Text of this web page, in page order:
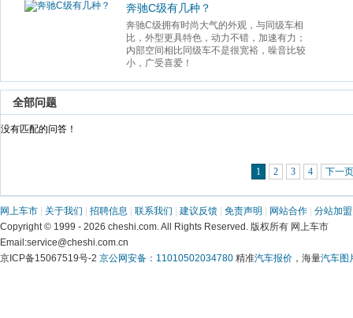
奔驰C级有几种？
奔驰C级拥有时尚大气的外观，与同级车相
比，外型更具特色，动力不错，加速有力；
内部空间相比同级车不是很宽裕，噪音比较
小，广受喜爱！
全部问题
没有匹配的问答！
1 2 3 4 下一页
网上车市 关于我们 招聘信息 联系我们 建议反馈 免责声明 网站合作
分站加盟
Copyright © 1999 - 2026 cheshi.com. All Rights Reserved. 版权所有 网上车市
Email:service@cheshi.com.cn
京ICP备15067519号-2 京公网安备：11010502034780 精准汽车报价 ，海量汽车图